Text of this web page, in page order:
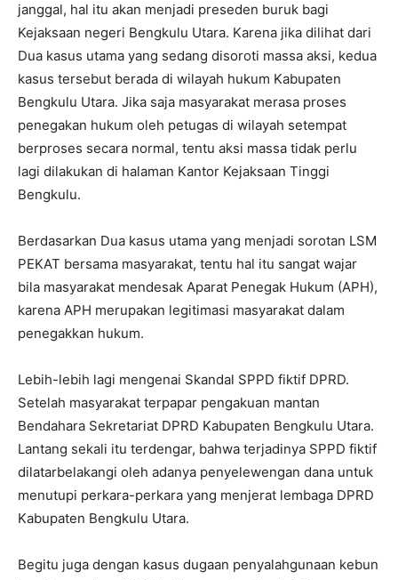
janggal, hal itu akan menjadi preseden buruk bagi
Kejaksaan negeri Bengkulu Utara. Karena jika dilihat dari
Dua kasus utama yang sedang disoroti massa aksi, kedua
kasus tersebut berada di wilayah hukum Kabupaten
Bengkulu Utara. Jika saja masyarakat merasa proses
penegakan hukum oleh petugas di wilayah setempat
berproses secara normal, tentu aksi massa tidak perlu
lagi dilakukan di halaman Kantor Kejaksaan Tinggi
Bengkulu.
Berdasarkan Dua kasus utama yang menjadi sorotan LSM
PEKAT bersama masyarakat, tentu hal itu sangat wajar
bila masyarakat mendesak Aparat Penegak Hukum (APH),
karena APH merupakan legitimasi masyarakat dalam
penegakkan hukum.
Lebih-lebih lagi mengenai Skandal SPPD fiktif DPRD.
Setelah masyarakat terpapar pengakuan mantan
Bendahara Sekretariat DPRD Kabupaten Bengkulu Utara.
Lantang sekali itu terdengar, bahwa terjadinya SPPD fiktif
dilatarbelakangi oleh adanya penyelewengan dana untuk
menutupi perkara-perkara yang menjerat lembaga DPRD
Kabupaten Bengkulu Utara.
Begitu juga dengan kasus dugaan penyalahgunaan kebun